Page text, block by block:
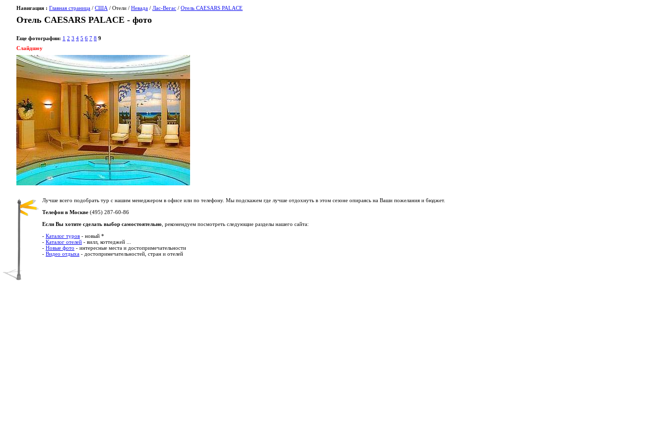
Навигация : Главная страница / США / Отели / Невада / Лас-Вегас / Отель CAESARS PALACE
Отель CAESARS PALACE - фото
Еще фотографии: 1 2 3 4 5 6 7 8 9
Слайдшоу
Лучше всего подобрать тур с нашим менеджером в офисе или по телефону. Мы подскажем где лучше отдохнуть в этом сезоне опираясь на Ваши пожелания и бюджет.
Телефон в Москве (495) 287-60-86
Если Вы хотите сделать выбор самостоятельно , рекомендуем посмотреть следующие разделы нашего сайта:
- Каталог туров - новый *
- Каталог отелей - вилл, коттеджей ...
- Новые фото - интересные места и достопримечательности
- Видео отдыха - достопримечательностей, стран и отелей